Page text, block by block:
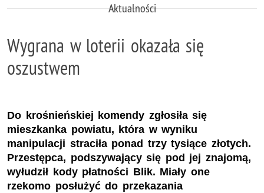
Aktualności
Wygrana w loterii okazała się
oszustwem
Do krośnieńskiej komendy zgłosiła się
mieszkanka powiatu, która w wyniku
manipulacji straciła ponad trzy tysiące złotych.
Przestępca, podszywający się pod jej znajomą,
wyłudził kody płatności Blik. Miały one
rzekomo posłużyć do przekazania